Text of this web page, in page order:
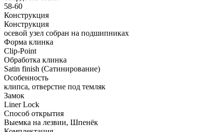
58-60
Конструкция
Конструкция
осевой узел собран на подшипниках
Форма клинка
Clip-Point
Обработка клинка
Satin finish (Сатинирование)
Особенность
клипса, отверстие под темляк
Замок
Liner Lock
Способ открытия
Выемка на лезвии, Шпенёк